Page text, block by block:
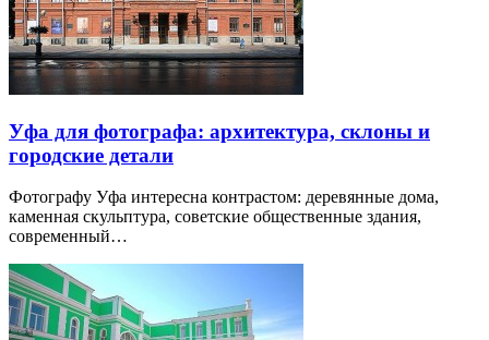
Уфа для фотографа: архитектура, склоны и
городские детали
Фотографу Уфа интересна контрастом: деревянные дома,
каменная скульптура, советские общественные здания,
современный…